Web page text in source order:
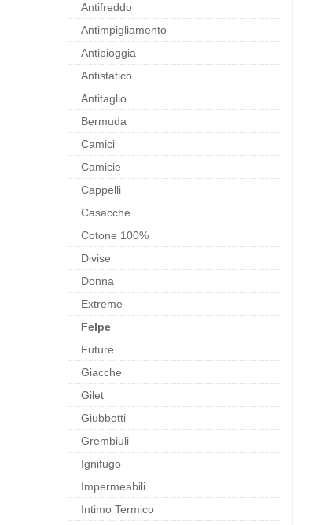
Antifreddo
Antimpigliamento
Antipioggia
Antistatico
Antitaglio
Bermuda
Camici
Camicie
Cappelli
Casacche
Cotone 100%
Divise
Donna
Extreme
Felpe
Future
Giacche
Gilet
Giubbotti
Grembiuli
Ignifugo
Impermeabili
Intimo Termico